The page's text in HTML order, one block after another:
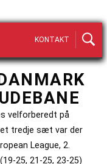
KONTAKT
velforberedt på
tredje sæt var der
League, 2.
25, 21-25, 23-25)